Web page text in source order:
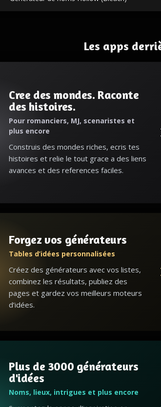
Les apps
Cree des mondes. Raconte
des histoires.
Pour romanciers, MJ, scenaristes et
plus encore
Construis des mondes riches, ecris tes
histoires et relie le tout grace a des liens
avances et des references faciles.
Forgez vos générateurs
Tables d’idées personnalisées
Créez des générateurs avec vos listes,
combinez les résultats, publiez des
pages et gardez vos meilleurs moteurs
d’idées.
Plus de 3000 générateurs
d'idées
Noms, lieux, intrigues et plus encore